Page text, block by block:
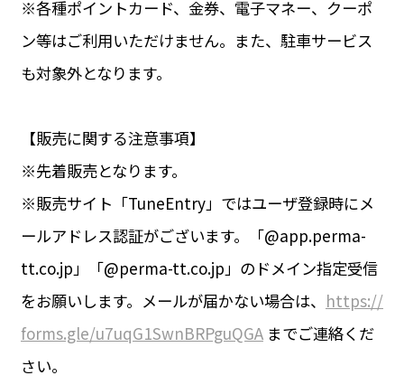
※各種ポイントカード、金券、電子マネー、クーポ
ン等はご利用いただけません。また、駐車サービス
も対象外となります。
【販売に関する注意事項】
※先着販売となります。
※販売サイト「TuneEntry」ではユーザ登録時にメ
ールアドレス認証がございます。「@app.perma-
tt.co.jp」「@perma-tt.co.jp」のドメイン指定受信
をお願いします。メールが届かない場合は、 https://
forms.gle/u7uqG1SwnBRPguQGAまでご連絡くだ
さい。